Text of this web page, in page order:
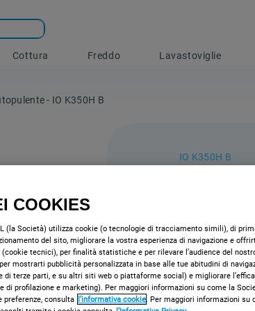
Cottura Freddo Lavastoviglie
- IO K350H B
IO K350H B
Forno
Caratteristiche
tecnologia
energia.
COOKIES
(la Società) utilizza cookie (o tecnologie di tracciamento simili), di
del sito, migliorare la vostra esperienza di navigazione e
(cookie tecnici), per finalità statistiche e per rilevare l’audience del
mostrarti pubblicità personalizzata in base alle tue abitudini di
terze parti, e su altri siti web o piattaforme social) e migliorare
di profilazione e marketing). Per maggiori informazioni su come la
preferenze, consulta l’informativa cookie. Per maggiori informazioni su